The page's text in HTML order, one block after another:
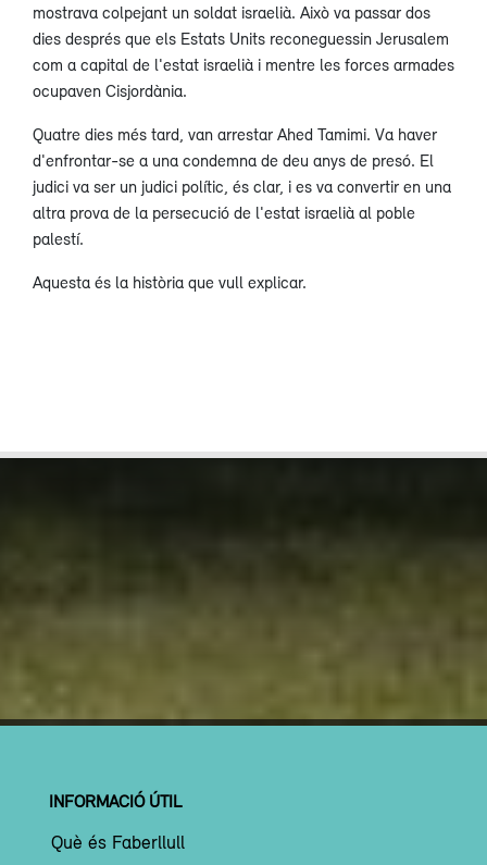
mostrava colpejant un soldat israelià. Això va passar dos
dies després que els Estats Units reconeguessin Jerusalem
com a capital de l'estat israelià i mentre les forces armades
ocupaven Cisjordània.
Quatre dies més tard, van arrestar Ahed Tamimi. Va haver
d'enfrontar-se a una condemna de deu anys de presó. El
judici va ser un judici polític, és clar, i es va convertir en una
altra prova de la persecució de l'estat israelià al poble
palestí.
Aquesta és la història que vull explicar.
INFORMACIÓ ÚTIL
Què és Faberllull